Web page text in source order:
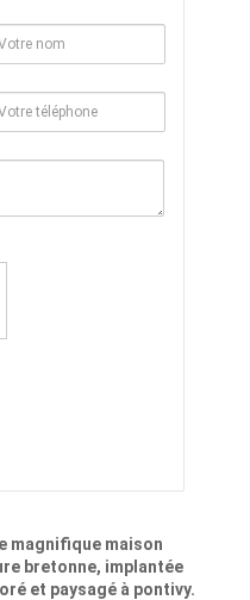
magnifique maison
bretonne, implantée
et paysagé à pontivy.